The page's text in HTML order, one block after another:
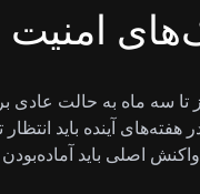
امنیت
تا سه ماه به حالت عادی
آینده باید
اصلی باید آماده‌بودن